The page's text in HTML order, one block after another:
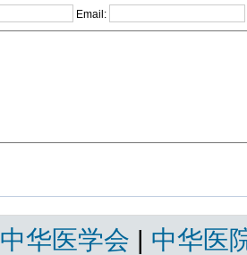
Email:
中华医学会 | 中华医